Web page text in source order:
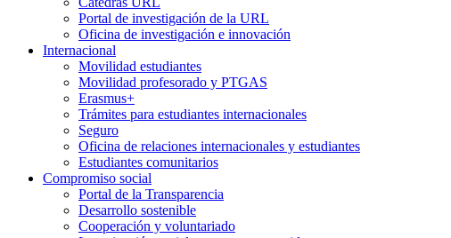
Portal de investigación de la URL
Oficina de investigación e innovación
Internacional
Movilidad estudiantes
Movilidad profesorado y PTGAS
Erasmus+
Trámites para estudiantes internacionales
Seguro
Oficina de relaciones internacionales y estudiantes
Estudiantes comunitarios
Compromiso social
Portal de la Transparencia
Desarrollo sostenible
Cooperación y voluntariado